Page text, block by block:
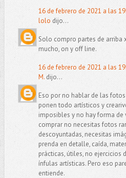
16 de febrero de 2021 a las
lolo dijo...
Solo compro partes de arriba
mucho, on y off line.
16 de febrero de 2021 a las
M.dijo...
Eso por no hablar de las
ponen todo artísticos y
imposibles y no hay forma de
comprar no necesitas fotos
descoyuntadas, necesitas
prenda en detalle, caída,
prácticas, útiles, no
ínfulas artísticas. Pero eso
entiende.